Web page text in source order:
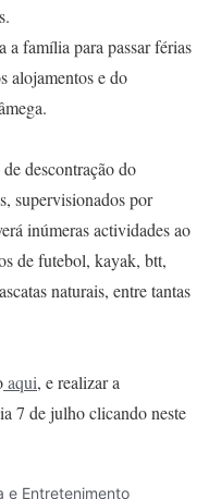
a família para passar férias
alojamentos e do
descontração do
supervisionados por
inúmeras actividades ao
de futebol, kayak, btt,
naturais, entre tantas
aqui, e realizar a
7 de julho clicando neste
e Entretenimento